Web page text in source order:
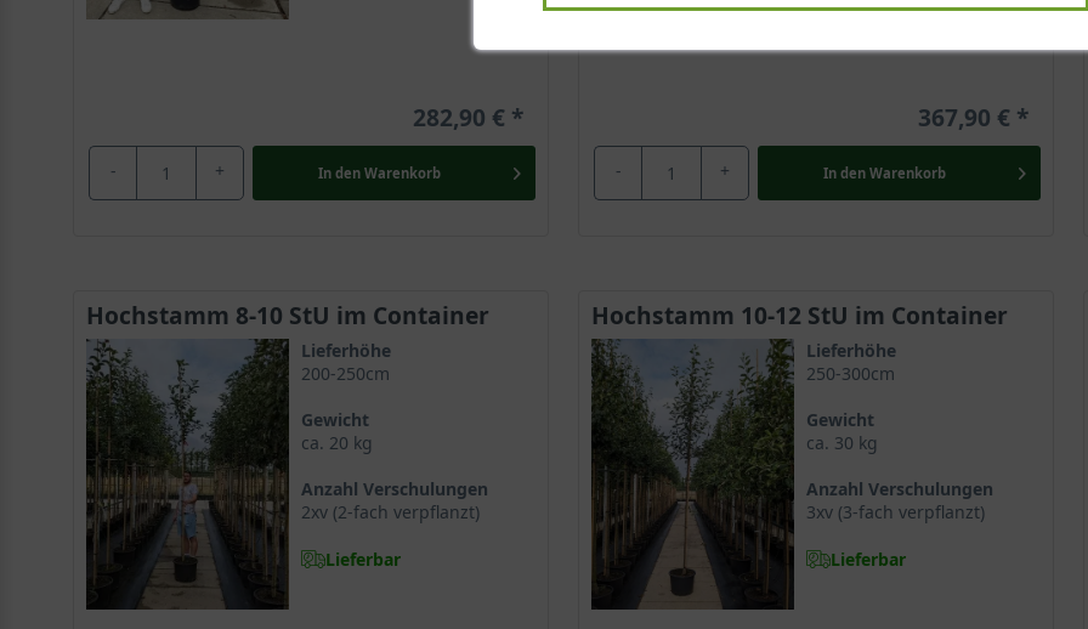
282,90 €
- + In den Warenkorb
367,90 €
- + In den Warenkorb
Hochstamm 8-10 StU im Container
Lieferhöhe
200-250cm
Gewicht
ca. 20 kg
Anzahl Verschulungen
2xv (2-fach verpflanzt)
Lieferbar
Hochstamm 10-12 StU im Container
Lieferhöhe
250-300cm
Gewicht
ca. 30 kg
Anzahl Verschulungen
3xv (3-fach verpflanzt)
Lieferbar